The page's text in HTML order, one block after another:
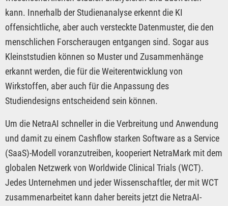
kann. Innerhalb der Studienanalyse erkennt die KI
offensichtliche, aber auch versteckte Datenmuster, die den
menschlichen Forscheraugen entgangen sind. Sogar aus
Kleinststudien können so Muster und Zusammenhänge
erkannt werden, die für die Weiterentwicklung von
Wirkstoffen, aber auch für die Anpassung des
Studiendesigns entscheidend sein können.
Um die NetraAI schneller in die Verbreitung und Anwendung
und damit zu einem Cashflow starken Software as a Service
(SaaS)-Modell voranzutreiben, kooperiert NetraMark mit dem
globalen Netzwerk von Worldwide Clinical Trials (WCT).
Jedes Unternehmen und jeder Wissenschaftler, der mit WCT
zusammenarbeitet kann daher bereits jetzt die NetraAI-